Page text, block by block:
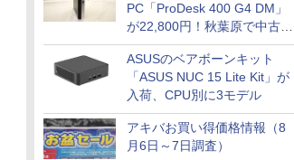
PC「ProDesk 400 G4 DM」
が22,800円！秋葉原で中古
PCセール
ASUSのベアボーンキット
「ASUS NUC 15 Lite Kit」が
入荷、CPU別に3モデル
アキバお買い得価格情報（8
月6日～7日調査）